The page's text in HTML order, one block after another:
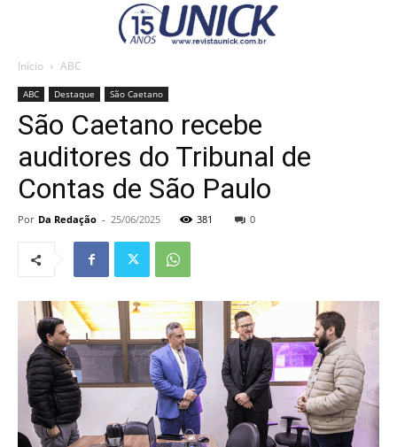
Início ABC
ABC Destaque São Caetano
São Caetano recebe
auditores do Tribunal de
Contas de São Paulo
Por Da Redação - 25/06/2025 381 0